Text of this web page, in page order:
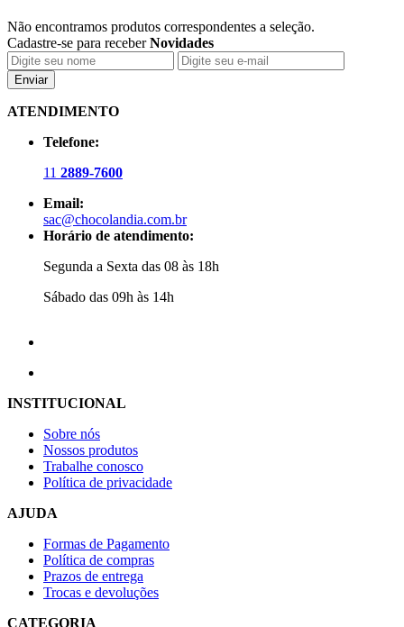
Não encontramos produtos correspondentes a seleção.
Cadastre-se para receberNovidades
Enviar
ATENDIMENTO
Telefone:
11 2889-7600
Email:
sac@chocolandia.com.br
Horário de atendimento:
Segunda a Sexta das 08 às 18h
Sábado das 09h às 14h
INSTITUCIONAL
Sobre nós
Nossos produtos
Trabalhe conosco
Política de privacidade
AJUDA
Formas de Pagamento
Política de compras
Prazos de entrega
Trocas e devoluções
CATEGORIA